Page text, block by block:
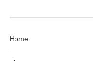
Home